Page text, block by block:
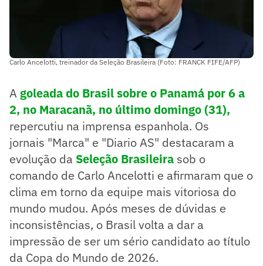
Carlo Ancelotti, treinador da Seleção Brasileira (Foto: FRANCK FIFE/AFP)
A goleada do Brasil sobre o Panamá por 6 a
2, no Maracanã, no último domingo (31),
repercutiu na imprensa espanhola. Os
jornais "Marca" e "Diario AS" destacaram a
evolução da Seleção Brasileira sob o
comando de Carlo Ancelotti e afirmaram que o
clima em torno da equipe mais vitoriosa do
mundo mudou. Após meses de dúvidas e
inconsistências, o Brasil volta a dar a
impressão de ser um sério candidato ao título
da Copa do Mundo de 2026.